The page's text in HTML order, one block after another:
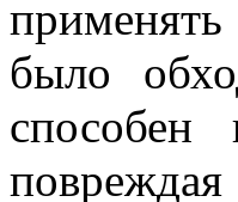
было
способен